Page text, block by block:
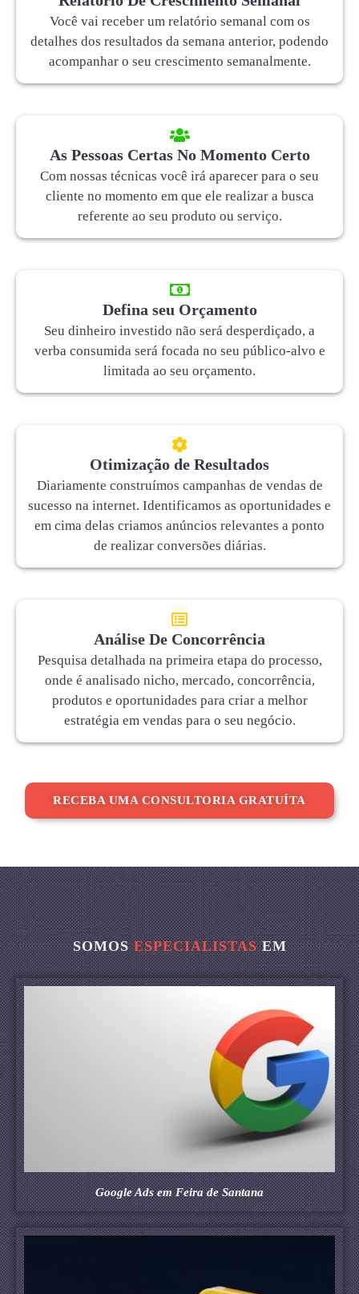
Você vai receber um relatório semanal com os
detalhes dos resultados da semana anterior, podendo
acompanhar o seu crescimento semanalmente.
As Pessoas Certas No Momento Certo
Com nossas técnicas você irá aparecer para o seu
cliente no momento em que ele realizar a busca
referente ao seu produto ou serviço.
Defina seu Orçamento
Seu dinheiro investido não será desperdiçado, a
verba consumida será focada no seu público-alvo e
limitada ao seu orçamento.
Otimização de Resultados
Diariamente construímos campanhas de vendas de
sucesso na internet. Identificamos as oportunidades e
em cima delas criamos anúncios relevantes a ponto
de realizar conversões diárias.
Análise De Concorrência
Pesquisa detalhada na primeira etapa do processo,
onde é analisado nicho, mercado, concorrência,
produtos e oportunidades para criar a melhor
estratégia em vendas para o seu negócio.
RECEBA UMA CONSULTORIA GRATUÍTA
SOMOSESPECIALISTASEM
Google Ads em Feira de Santana